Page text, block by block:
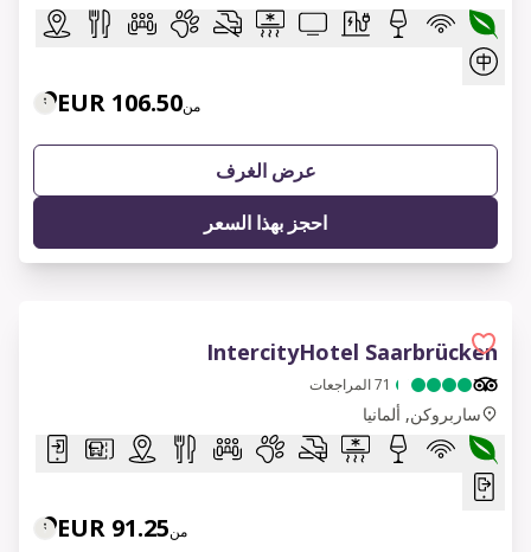
من106.50 EUR
عرض الغرف
احجز بهذا السعر
IntercityHotel Saarbrücken
71المراجعات
ساربروكن, ألمانيا
من91.25 EUR